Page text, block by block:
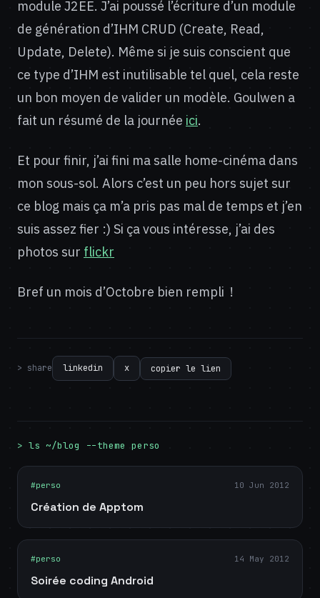
module J2EE. J’ai poussé l’écriture d’un module
de génération d’IHM CRUD (Create, Read,
Update, Delete). Même si je suis conscient que
ce type d’IHM est inutilisable tel quel, cela reste
un bon moyen de valider un modèle. Goulwen a
fait un résumé de la journée ici.
Et pour finir, j’ai fini ma salle home-cinéma dans
mon sous-sol. Alors c’est un peu hors sujet sur
ce blog mais ça m’a pris pas mal de temps et j’en
suis assez fier :) Si ça vous intéresse, j’ai des
photos sur flickr
Bref un mois d’Octobre bien rempli !
> share linkedin x copier le lien
> ls ~/blog --theme perso
#perso 10 Jun 2012
Création de Apptom
#perso 14 May 2012
Soirée coding Android